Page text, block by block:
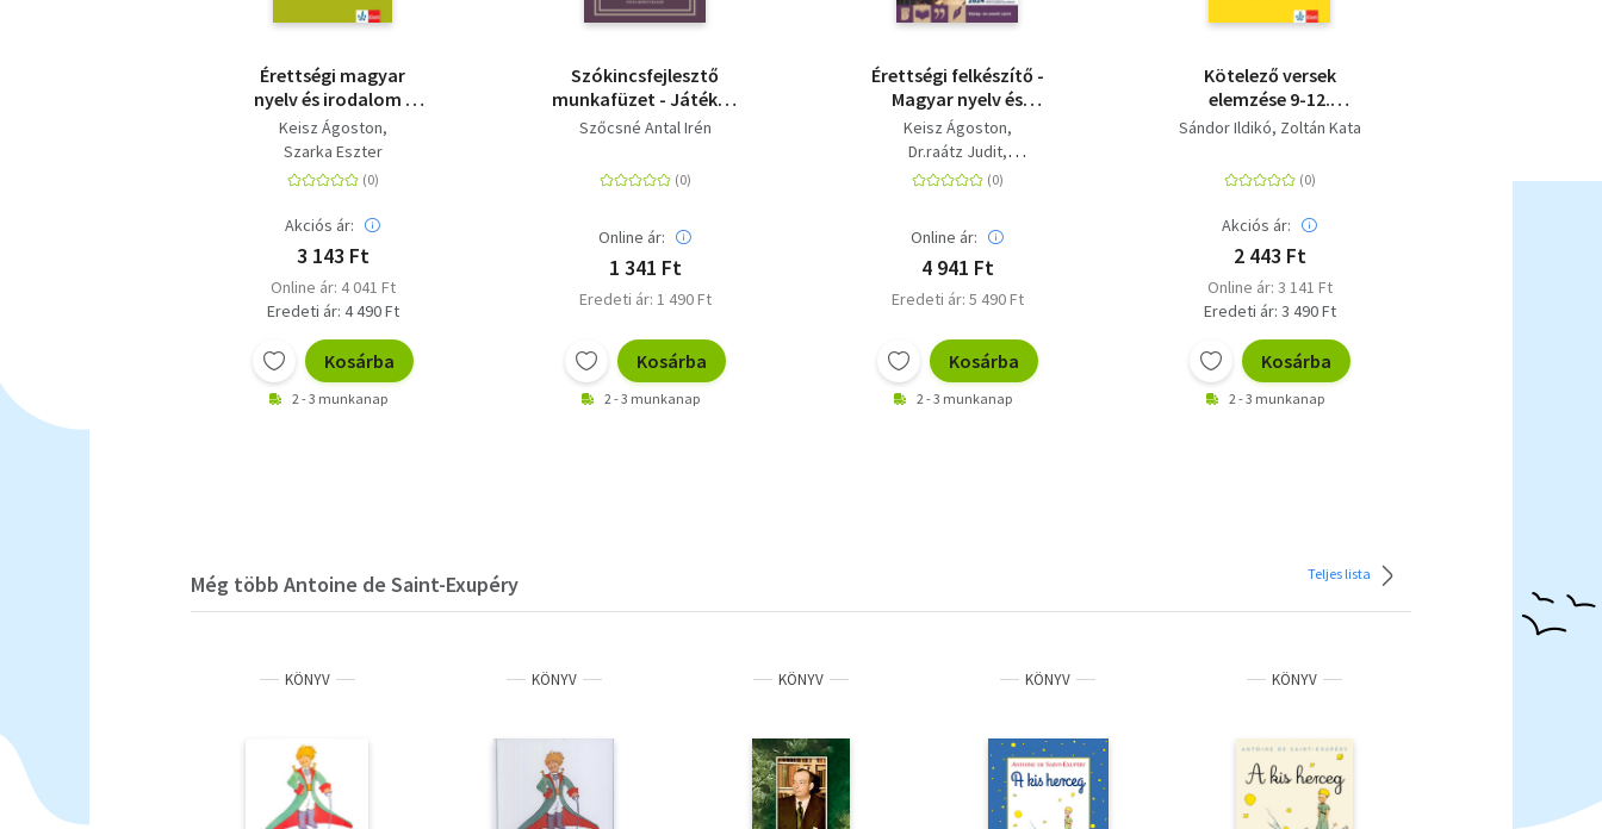
Érettségi magyar
nyelv és irodalom -
Feladatsorok a
középszintű írásbeli
vizsgára - 2024-től
érvényes érettségi
szerint
Keisz Ágoston
Szarka Eszter
Akciós ár:
3 143 Ft
Online ár: 4 041 Ft
Eredeti ár: 4 490 Ft
Kosárba
2 - 3 munkanap
Szókincsfejlesztő
munkafüzet - Játékos
szókincsbővítő
évfolyam számára
Szőcsné Antal Irén
Online ár:
1 341 Ft
Eredeti ár: 1 490 Ft
Kosárba
2 - 3 munkanap
Érettségi felkészítő -
Magyar nyelv és
irodalom közép- és
emelt szint
Keisz Ágoston
Dr.raátz Judit
Antalné dr. Szabó Ágnes
Online ár:
4 941 Ft
Eredeti ár: 5 490 Ft
Kosárba
2 - 3 munkanap
Kötelező versek
elemzése 9-12.
osztályosoknak
Sándor Ildikó Zoltán Kata
Akciós ár:
2 443 Ft
Online ár: 3 141 Ft
Eredeti ár: 3 490 Ft
Kosárba
2 - 3 munkanap
Még több Antoine de Saint-Exupéry Teljes lista
KÖNYV KÖNYV KÖNYV KÖNYV KÖNYV